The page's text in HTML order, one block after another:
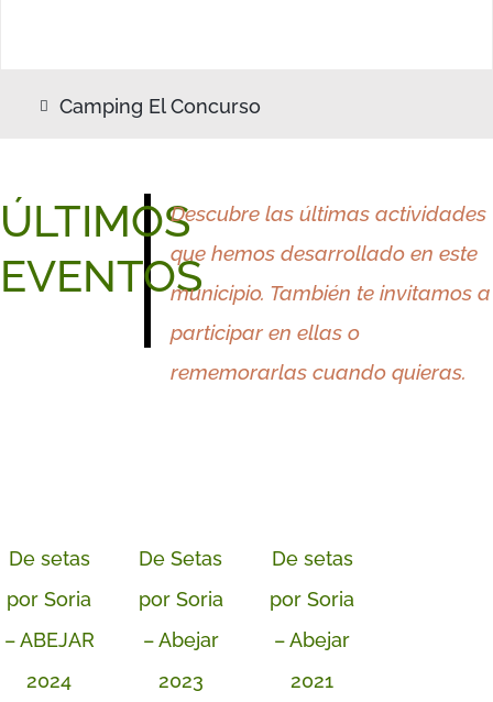
Camping El Concurso
ÚLTIMOS
EVENTOS
Descubre las últimas actividades
que hemos desarrollado en este
municipio. También te invitamos a
participar en ellas o
rememorarlas cuando quieras.
De setas
por Soria
– ABEJAR
2024
De Setas
por Soria
– Abejar
2023
De setas
por Soria
– Abejar
2021